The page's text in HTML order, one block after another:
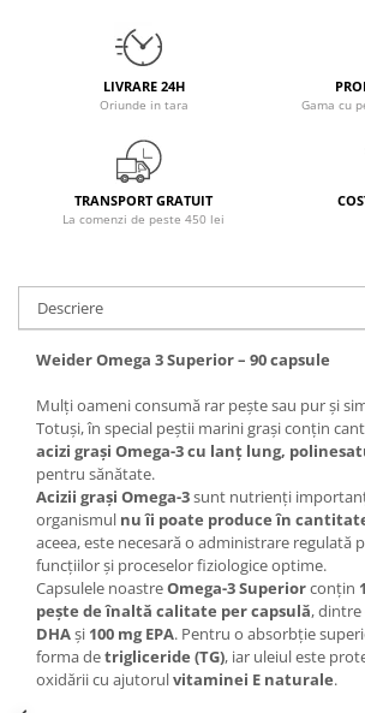
PerfectShaker
Power System
Puritan`s Pride
Revoflex
Rich Piana 5% Nutrition
RIPT
Scitec
Scivation
Skill Nutrition
Smart Shake
Swanson
Under Armour
Universal
Vitargo
Weider
Zenana
LIVRARE 24H
Oriunde in tara Gama cu
TRANSPORT GRATUIT
La comenzi de peste 450 lei
Descriere
Weider Omega 3 Superior – 90 capsule
Mulți oameni consumă rar pește sau pur și
Totuși, în special peștii marini grași conțin
acizi grași Omega-3 cu lanț lung,
pentru sănătate.
Acizii grași Omega-3sunt nutrienți
organismul nu îi poate produce în
aceea, este necesară o administrare regulată
funcțiilor și proceselor fiziologice optime.
Capsulele noastreOmega-3 Superiorconțin
pește de înaltă calitate per capsulă, dintre
DHAși 100 mg EPA. Pentru o absorbție
forma detrigliceride (TG), iar uleiul este
oxidării cu ajutorulvitaminei E naturale.